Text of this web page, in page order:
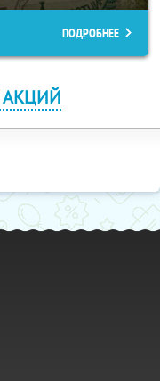
ПОДРОБНЕЕ
АКЦИЙ